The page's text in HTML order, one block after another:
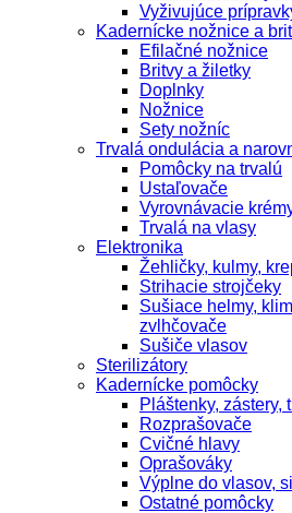
Vyživujúce
Kadernícke nožnice a
Efilačné nožnice
Britvy a žiletky
Doplnky
Nožnice
Sety nožníc
Trvalá ondulácia a
Pomôcky na trvalú
Ustaľovače
Vyrovnávacie
Trvalá na vlasy
Elektronika
Žehličky, kulmy,
Strihacie strojčeky
Sušiace helmy,
zvlhčovače
Sušiče vlasov
Sterilizátory
Kadernícke pomôcky
Pláštenky, zástery,
Rozprašovače
Cvičné hlavy
Oprašováky
Výplne do vlasov,
Ostatné pomôcky